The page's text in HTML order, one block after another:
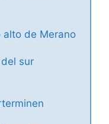
de Merano
sur